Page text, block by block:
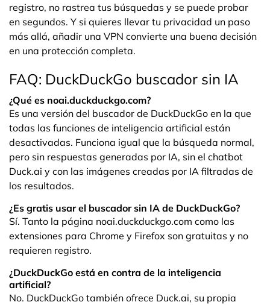
registro, no rastrea tus búsquedas y se puede probar
en segundos. Y si quieres llevar tu privacidad un paso
más allá, añadir una VPN convierte una buena decisión
en una protección completa.
FAQ: DuckDuckGo buscador sin IA
¿Qué es noai.duckduckgo.com?
Es una versión del buscador de DuckDuckGo en la que
todas las funciones de inteligencia artificial están
desactivadas. Funciona igual que la búsqueda normal,
pero sin respuestas generadas por IA, sin el chatbot
Duck.ai y con las imágenes creadas por IA filtradas de
los resultados.
¿Es gratis usar el buscador sin IA de DuckDuckGo?
Sí. Tanto la página noai.duckduckgo.com como las
extensiones para Chrome y Firefox son gratuitas y no
requieren registro.
¿DuckDuckGo está en contra de la inteligencia
artificial?
No. DuckDuckGo también ofrece Duck.ai, su propia